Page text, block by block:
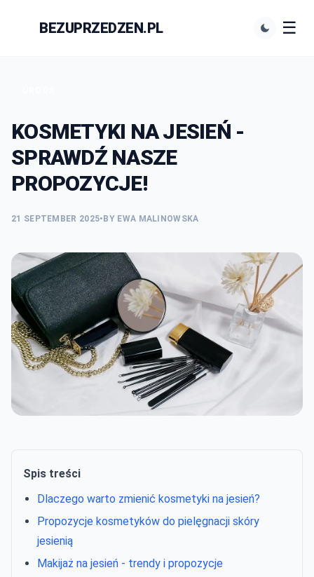
BEZUPRZEDZEN.PL ☰
KOSMETYKI NA JESIEŃ -
SPRAWDŹ NASZE
PROPOZYCJE!
21 SEPTEMBER 2025• BY EWA MALINOWSKA
Spis treści
Dlaczego warto zmienić kosmetyki na jesień?
Propozycje kosmetyków do pielęgnacji skóry
jesienią
Makijaż na jesień - trendy i propozycje